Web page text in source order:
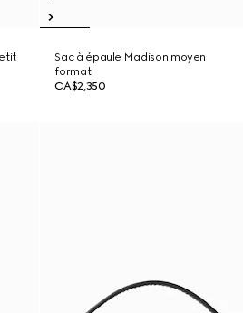
Sac à épaule Madison moyen
format
CA$2,350